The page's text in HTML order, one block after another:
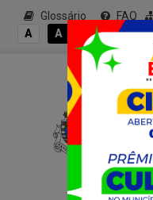
Glossário FAQ
A
A A A+